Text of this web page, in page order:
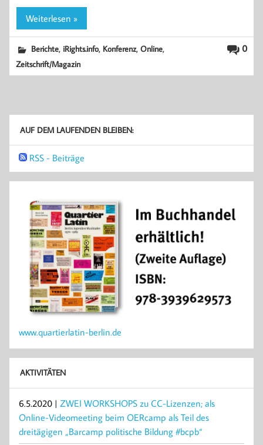
Weiterlesen »
0
Berichte, iRights.info, Konferenz,Online,
Zeitschrift/Magazin
AUF DEM LAUFENDEN BLEIBEN:
RSS - Beiträge
www.quartierlatin-berlin.de
AKTIVITÄTEN
6.5.2020 | ZWEI WORKSHOPS zu CC-Lizenzen; als
Online-Videomeeting beim OERcamp als Teil des
dreitägigen „Barcamp politische Bildung #bcpb“